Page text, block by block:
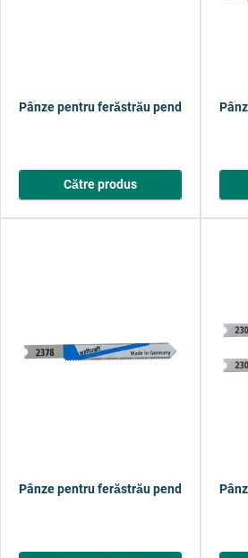
Pânze pentru ferăstrău pendular HSS,
Către produs
Pânze pentru ferăstrău pendular BiM,